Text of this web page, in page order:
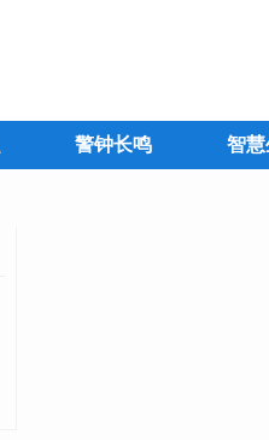
警钟长鸣 智